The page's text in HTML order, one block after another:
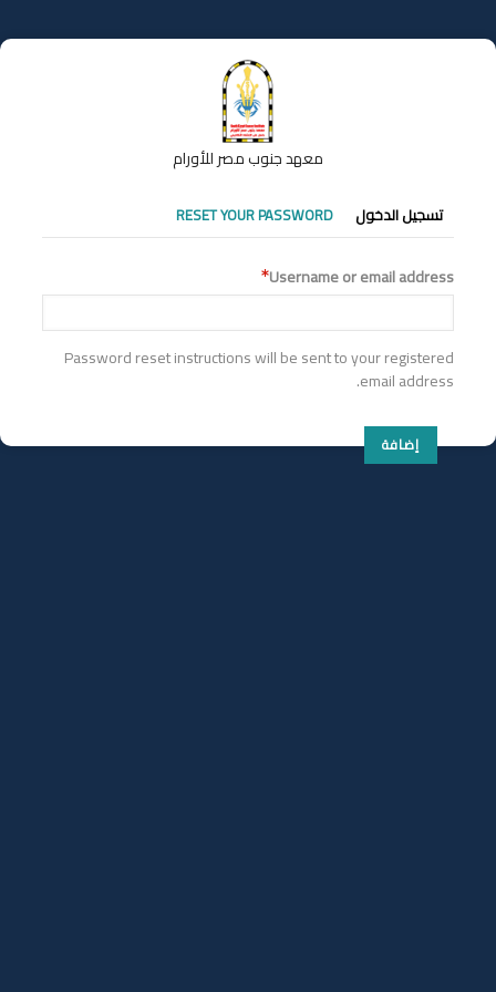
إلى
المحتوى
معهد جنوب مصر للأورام
التبويبات
الأساسية
تسجيل الدخول RESET YOUR PASSWORD
Username or email address
Password reset instructions will be sent to your registered
email address.